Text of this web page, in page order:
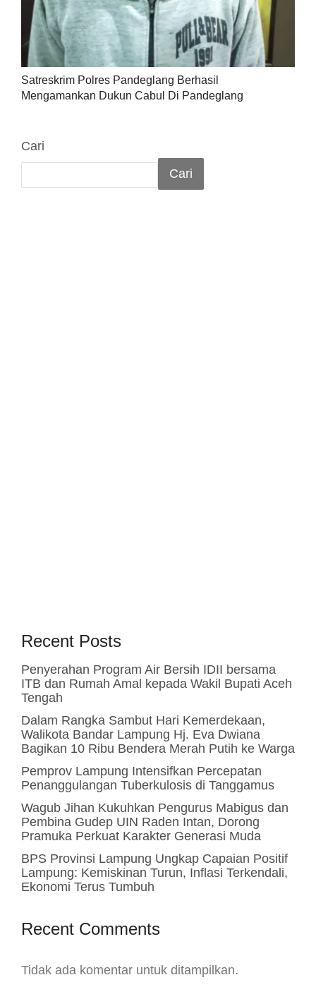
Satreskrim Polres Pandeglang Berhasil
Mengamankan Dukun Cabul Di Pandeglang
Cari
Cari
Recent Posts
Penyerahan Program Air Bersih IDII bersama
ITB dan Rumah Amal kepada Wakil Bupati Aceh
Tengah
Dalam Rangka Sambut Hari Kemerdekaan,
Walikota Bandar Lampung Hj. Eva Dwiana
Bagikan 10 Ribu Bendera Merah Putih ke Warga
Pemprov Lampung Intensifkan Percepatan
Penanggulangan Tuberkulosis di Tanggamus
Wagub Jihan Kukuhkan Pengurus Mabigus dan
Pembina Gudep UIN Raden Intan, Dorong
Pramuka Perkuat Karakter Generasi Muda
BPS Provinsi Lampung Ungkap Capaian Positif
Lampung: Kemiskinan Turun, Inflasi Terkendali,
Ekonomi Terus Tumbuh
Recent Comments
Tidak ada komentar untuk ditampilkan.